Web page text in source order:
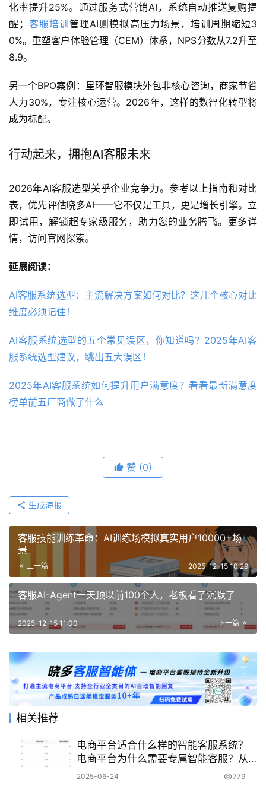
化率提升25%。通过服务式营销AI，系统自动推送复购提
醒； 客服培训管理AI则模拟高压力场景，培训周期缩短3
0%。重塑客户体验管理（CEM）体系，NPS分数从7.2升至
8.9。
另一个BPO案例：星环智服模块外包非核心咨询，商家节省
人力30%，专注核心运营。2026年，这样的数智化转型将
成为标配。
行动起来，拥抱AI客服未来
2026年AI客服选型关乎企业竞争力。参考以上指南和对比
表，优先评估晓多AI——它不仅是工具，更是增长引擎。立
即试用，解锁超专家级服务，助力您的业务腾飞。更多详
情，访问官网探索。
延展阅读：
AI客服系统选型：主流解决方案如何对比？这几个核心对比
维度必须记住！
AI客服系统选型的五个常见误区，你知道吗？2025年AI客
服系统选型建议，跳出五大误区！
2025年AI客服系统如何提升用户满意度？看看最新满意度
榜单前五厂商做了什么
赞 (0)
生成海报
客服技能训练革命：AI训练场模拟真实用户10000+场
景
上一篇 2025-12-15 10:29
客服AI-Agent一天顶以前100个人，老板看了沉默了
下一篇
2025-12-15 11:00
相关推荐
电商平台适合什么样的智能客服系统？
电商平台为什么需要专属智能客服？从
核心功能到定制方法的全攻略！
2025-06-24 779